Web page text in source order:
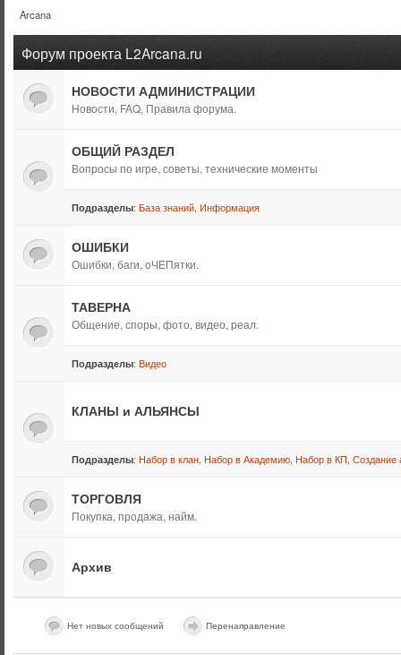
Arcana
Форум проекта L2Arcana.ru
НОВОСТИ АДМИНИСТРАЦИИ
Новости, FAQ, Правила форума.
ОБЩИЙ РАЗДЕЛ
Вопросы по игре, советы, технические моменты
Подразделы: База знаний Информация
ОШИБКИ
Ошибки, баги, оЧЕПятки.
ТАВЕРНА
Общение, споры, фото, видео, реал.
Подразделы: Видео
КЛАНЫ и АЛЬЯНСЫ
Подразделы: Набор в клан Набор в Академию Набор в КП Создание
ТОРГОВЛЯ
Покупка, продажа, найм.
Архив
Нет новых сообщений Перенаправление